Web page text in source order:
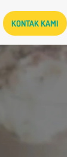
KONTAK KAMI